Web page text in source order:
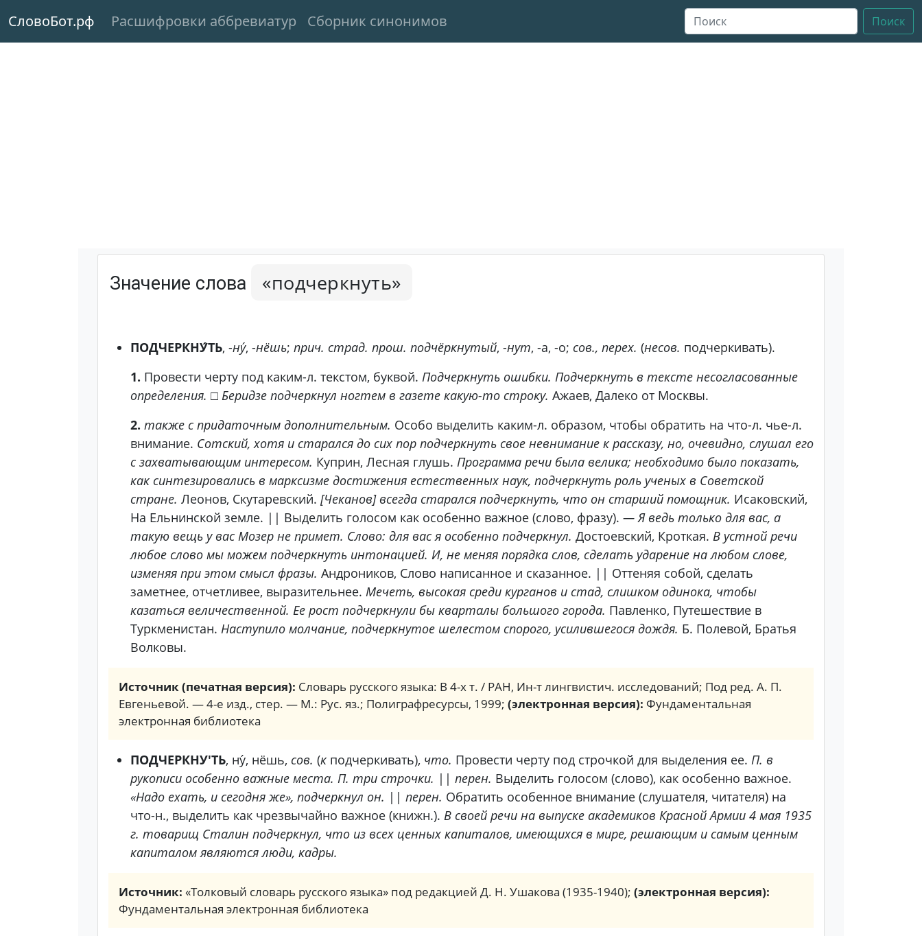
СловоБот.рф Расшифровки аббревиатур Сборник синонимов Поиск
Значение слова «подчеркнуть»
ПОДЧЕРКНУ́ТЬ, -ну́, -нёшь; прич. страд. прош. подчёркнутый, -нут, -а, -о; сов., перех. (несов. подчеркивать).
1. Провести черту под каким-л. текстом, буквой. Подчеркнуть ошибки. Подчеркнуть в тексте несогласованные
определения. □ Беридзе подчеркнул ногтем в газете какую-то строку. Ажаев, Далеко от Москвы.
2. также с придаточным дополнительным. Особо выделить каким-л. образом, чтобы обратить на что-л. чье-л.
внимание. Сотский, хотя и старался до сих пор подчеркнуть свое невнимание к рассказу, но, очевидно, слушал его
с захватывающим интересом. Куприн, Лесная глушь. Программа речи была велика; необходимо было показать,
как синтезировались в марксизме достижения естественных наук, подчеркнуть роль ученых в Советской
стране. Леонов, Скутаревский. [Чеканов] всегда старался подчеркнуть, что он старший помощник. Исаковский,
На Ельнинской земле. || Выделить голосом как особенно важное (слово, фразу). — Я ведь только для вас, а
такую вещь у вас Мозер не примет. Слово: для вася особенно подчеркнул. Достоевский, Кроткая. В устной речи
любое слово мы можем подчеркнуть интонацией. И, не меняя порядка слов, сделать ударение на любом слове,
изменяя при этом смысл фразы. Андроников, Слово написанное и сказанное. || Оттеняя собой, сделать
заметнее, отчетливее, выразительнее. Мечеть, высокая среди курганов и стад, слишком одинока, чтобы
казаться величественной. Ее рост подчеркнули бы кварталы большого города. Павленко, Путешествие в
Туркменистан. Наступило молчание, подчеркнутое шелестом спорого, усилившегося дождя. Б. Полевой, Братья
Волковы.
Источник (печатная версия): Словарь русского языка: В 4-х т. / РАН, Ин-т лингвистич. исследований; Под ред. А. П.
Евгеньевой. — 4-е изд., стер. — М.: Рус. яз.; Полиграфресурсы, 1999; (электронная версия): Фундаментальная
электронная библиотека
ПОДЧЕРКНУ'ТЬ, ну́, нёшь, сов. (к подчеркивать), что. Провести черту под строчкой для выделения ее. П. в
рукописи особенно важные места. П. три строчки. || перен. Выделить голосом (слово), как особенно важное.
«Надо ехать, и сегодня же», подчеркнул он. || перен. Обратить особенное внимание (слушателя, читателя) на
что-н., выделить как чрезвычайно важное (книжн.). В своей речи на выпуске академиков Красной Армии 4 мая 1935
г. товарищ Сталин подчеркнул, что из всех ценных капиталов, имеющихся в мире, решающим и самым ценным
капиталом являются люди, кадры.
Источник: «Толковый словарь русского языка» под редакцией Д. Н. Ушакова (1935-1940); (электронная версия):
Фундаментальная электронная библиотека